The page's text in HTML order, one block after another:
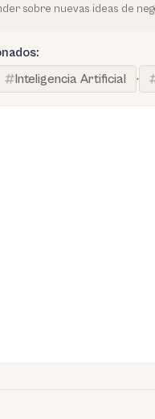
sobre nuevas ideas de
Inteligencia Artificial ·